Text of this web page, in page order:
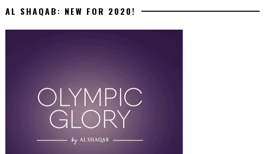
AL SHAQAB: NEW FOR 2020!